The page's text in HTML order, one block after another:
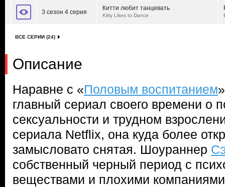
3 сезон 4 серия
Китти любит танцевать
Kitty Likes to Dance
ВСЕ СЕРИИ (24)
Описание
Наравне с «Половым воспитанием
главный сериал своего времени о
сексуальности и трудном
сериала Netflix, она куда более
замысловато снятая. Шоураннер
собственный черный период с
веществами и плохими компаниями